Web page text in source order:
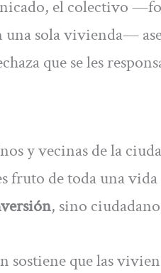
el colectivo
sola vivienda—
que se les
y vecinas de la
fruto de toda una vida
, sino
sostiene que las